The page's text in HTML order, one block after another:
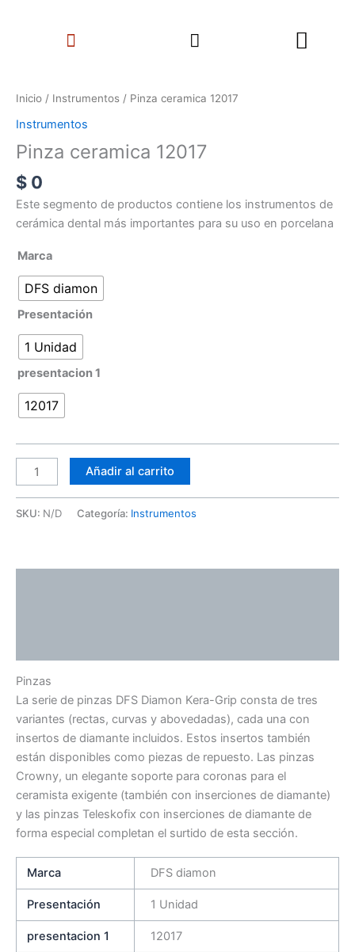
Menu Search
Inicio / Instrumentos / Pinza ceramica 12017
Instrumentos
Pinza ceramica 12017
$ 0
Este segmento de productos contiene los instrumentos de
cerámica dental más importantes para su uso en porcelana
Marca
DFS diamon
Presentación
1 Unidad
presentacion 1
12017
ceramica
cantidad
Añadir al carrito
SKU: N/D Categoría: Instrumentos
Pinzas
La serie de pinzas DFS Diamon Kera-Grip consta de tres
variantes (rectas, curvas y abovedadas), cada una con
insertos de diamante incluidos. Estos insertos también
están disponibles como piezas de repuesto. Las pinzas
Crowny, un elegante soporte para coronas para el
ceramista exigente (también con inserciones de diamante)
y las pinzas Teleskofix con inserciones de diamante de
forma especial completan el surtido de esta sección.
Marca DFS diamon
Presentación 1 Unidad
presentacion 1 12017